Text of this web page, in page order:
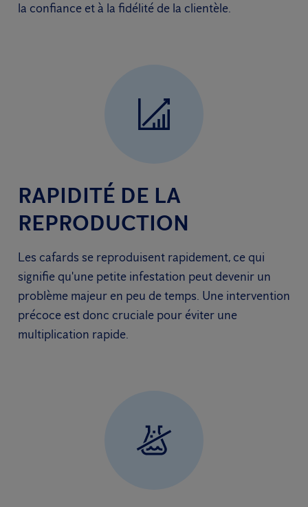
la confiance et à la fidélité de la clientèle.
RAPIDITÉ DE LA
REPRODUCTION
Les cafards se reproduisent rapidement, ce qui
signifie qu'une petite infestation peut devenir un
problème majeur en peu de temps. Une intervention
précoce est donc cruciale pour éviter une
multiplication rapide.